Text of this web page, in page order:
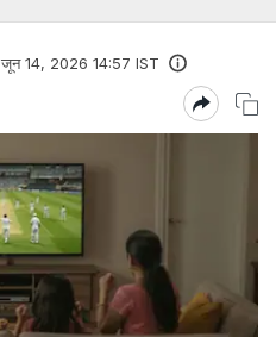
जून 14, 2026 14:57 IST